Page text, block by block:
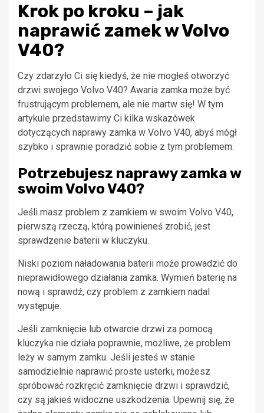
Krok po kroku – jak
naprawić zamek w Volvo
V40?
Czy zdarzyło Ci się kiedyś, że nie mogłeś otworzyć
drzwi swojego Volvo V40? Awaria zamka może być
frustrującym problemem, ale nie martw się! W tym
artykule przedstawimy Ci kilka wskazówek
dotyczących naprawy zamka w Volvo V40, abyś mógł
szybko i sprawnie poradzić sobie z tym problemem.
Potrzebujesz naprawy zamka w
swoim Volvo V40?
Jeśli masz problem z zamkiem w swoim Volvo V40,
pierwszą rzeczą, którą powinieneś zrobić, jest
sprawdzenie baterii w kluczyku.
Niski poziom naładowania baterii może prowadzić do
nieprawidłowego działania zamka. Wymień baterię na
nową i sprawdź, czy problem z zamkiem nadal
występuje.
Jeśli zamknięcie lub otwarcie drzwi za pomocą
kluczyka nie działa poprawnie, możliwe, że problem
leży w samym zamku. Jeśli jesteś w stanie
samodzielnie naprawić proste usterki, możesz
spróbować rozkręcić zamknięcie drzwi i sprawdzić,
czy są jakieś widoczne uszkodzenia. Upewnij się, że